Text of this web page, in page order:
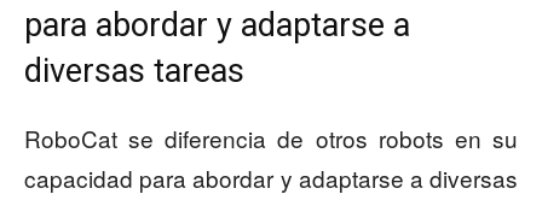
para abordar y adaptarse a
diversas tareas
RoboCat se diferencia de otros robots en su
capacidad para abordar y adaptarse a diversas